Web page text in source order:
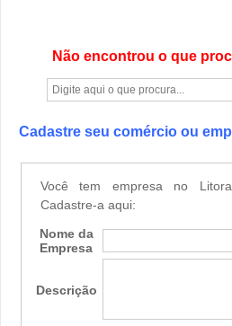
Não encontrou o que
Cadastre seu comércio ou
Você tem empresa no
Cadastre-a aqui:
Nome da
Empresa
Descrição